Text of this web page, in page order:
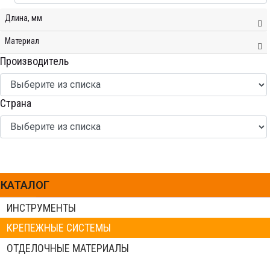
Длина, мм
Материал
Производитель
Страна
КАТАЛОГ
ИНСТРУМЕНТЫ
КРЕПЕЖНЫЕ СИСТЕМЫ
ОТДЕЛОЧНЫЕ МАТЕРИАЛЫ